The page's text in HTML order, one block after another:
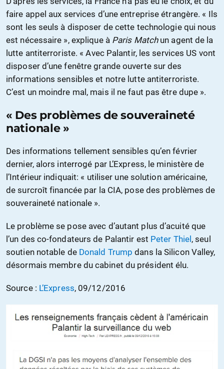
faire appel aux services d’une entreprise étrangère. « Ils
sont les seuls à disposer de cette technologie qui nous
est nécessaire », explique à Paris Match un agent de la
lutte antiterroriste. « Avec Palantir, les services US vont
disposer d’une fenêtre grande ouverte sur des
informations sensibles et notre lutte antiterroriste.
C’est un moindre mal, mais il ne faut pas être dupe ».
« Des problèmes de souveraineté
nationale »
Des informations tellement sensibles qu’en février
dernier, alors interrogé par L’Express, le ministère de
l’Intérieur indiquait: « utiliser une solution américaine,
de surcroît financée par la CIA, pose des problèmes de
souveraineté nationale ».
Le problème se pose avec d’autant plus d’acuité que
l’un des co-fondateurs de Palantir est Peter Thiel, seul
soutien notable de Donald Trump dans la Silicon Valley,
désormais membre du cabinet du président élu.
Source : L’Express, 09/12/2016